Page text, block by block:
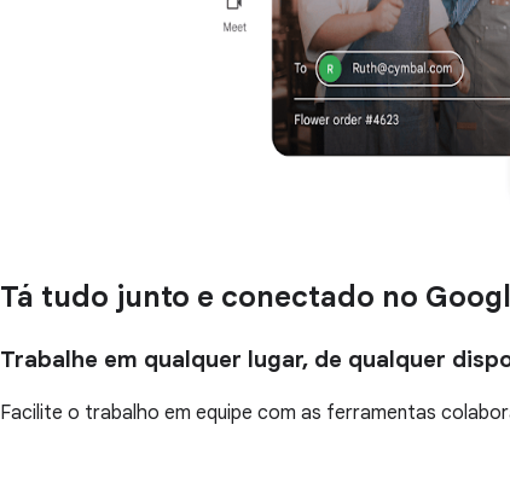
Tá tudo junto e conectado no
Trabalhe em qualquer lugar, de qualquer
Facilite o trabalho em equipe com as ferramentas